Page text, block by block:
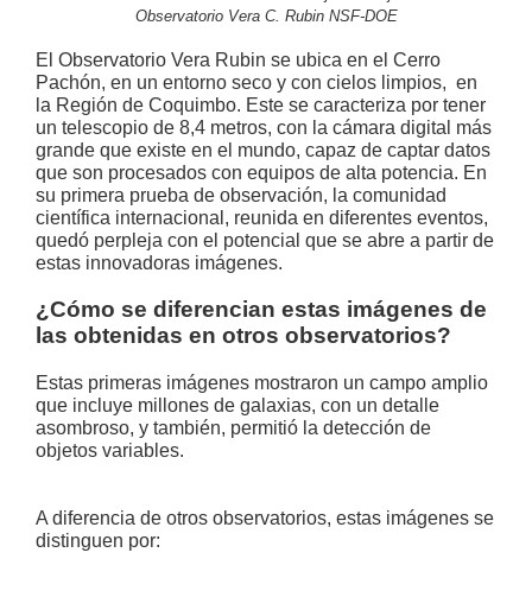
Observatorio Vera C. Rubin NSF-DOE
El Observatorio Vera Rubin se ubica en el Cerro
Pachón, en un entorno seco y con cielos limpios, en
la Región de Coquimbo. Este se caracteriza por tener
un telescopio de 8,4 metros, con la cámara digital más
grande que existe en el mundo, capaz de captar datos
que son procesados con equipos de alta potencia. En
su primera prueba de observación, la comunidad
científica internacional, reunida en diferentes eventos,
quedó perpleja con el potencial que se abre a partir de
estas innovadoras imágenes.
¿Cómo se diferencian estas imágenes de
las obtenidas en otros observatorios?
Estas primeras imágenes mostraron un campo amplio
que incluye millones de galaxias, con un detalle
asombroso, y también, permitió la detección de
objetos variables.
A diferencia de otros observatorios, estas imágenes se
distinguen por: